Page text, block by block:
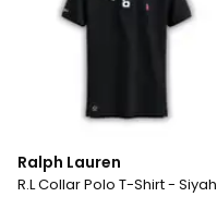
Ralph Lauren
R.L Collar Polo T-Shirt - Siyah